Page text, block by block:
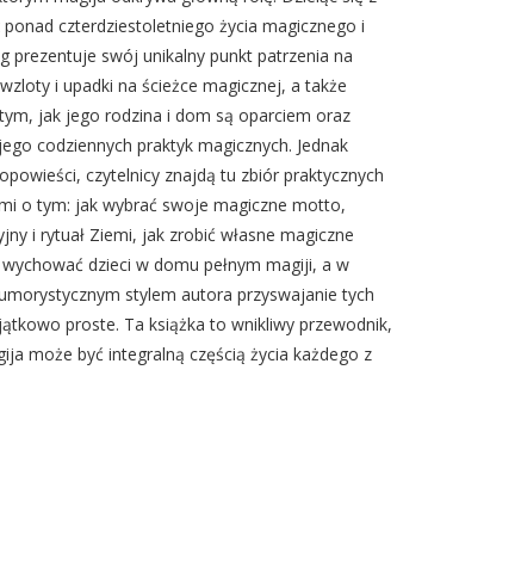
czterdziestoletniego życia magicznego i
prezentuje swój unikalny punkt patrzenia na
i upadki na ścieżce magicznej, a także
jak jego rodzina i dom są oparciem oraz
codziennych praktyk magicznych. Jednak
czytelnicy znajdą tu zbiór praktycznych
o tym: jak wybrać swoje magiczne motto,
i rytuał Ziemi, jak zrobić własne magiczne
dzieci w domu pełnym magiji, a w
stylem autora przyswajanie tych
proste. Ta książka to wnikliwy przewodnik,
może być integralną częścią życia każdego z